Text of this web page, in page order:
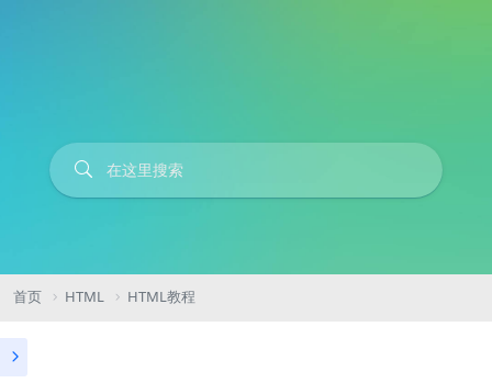
首页 HTML HTML教程